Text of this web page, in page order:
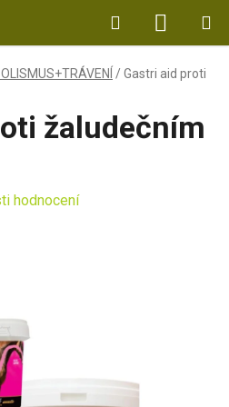
Hledat
KOŠÍK
/Gastri aid proti
žaludečním
hodnocení